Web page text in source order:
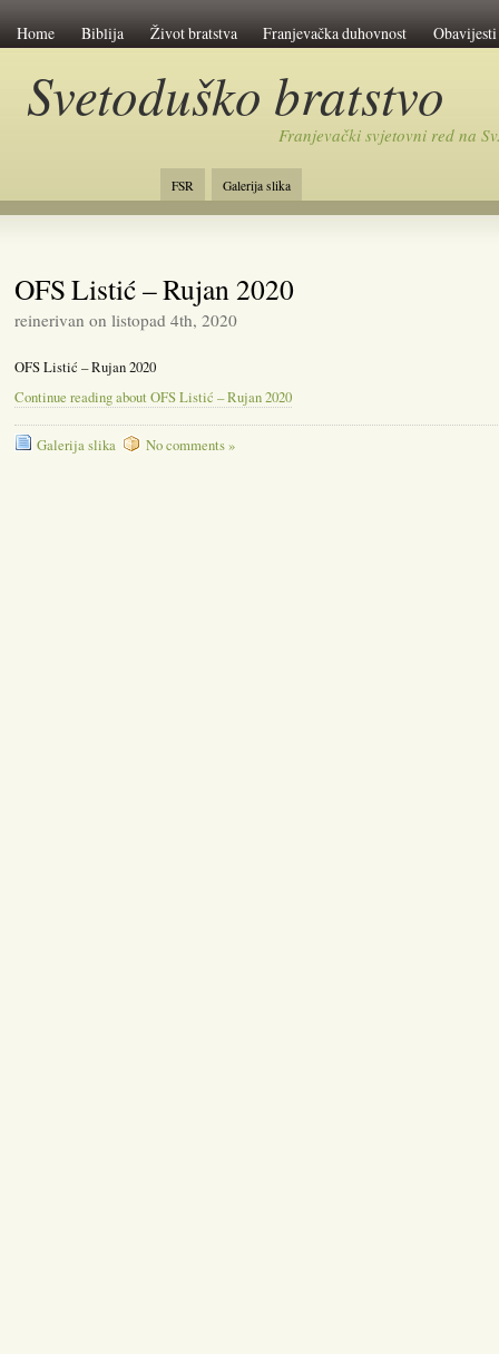
Home Biblija Život bratstva Franjevačka duhovnost Obavijesti
Svetoduško bratstvo
Franjevački svjetovni red na
FSR Galerija slika
OFS Listić – Rujan 2020
reinerivan on listopad 4th, 2020
OFS Listić – Rujan 2020
Continue reading about OFS Listić – Rujan 2020
Galerija slika No comments »